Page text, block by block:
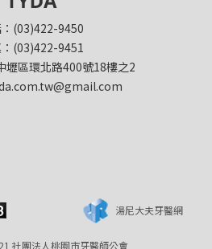
(03)422-9450
(03)422-9451
壢區環北路400號18樓之2
社團法人桃園市牙醫師公會
湯尼大夫牙醫網